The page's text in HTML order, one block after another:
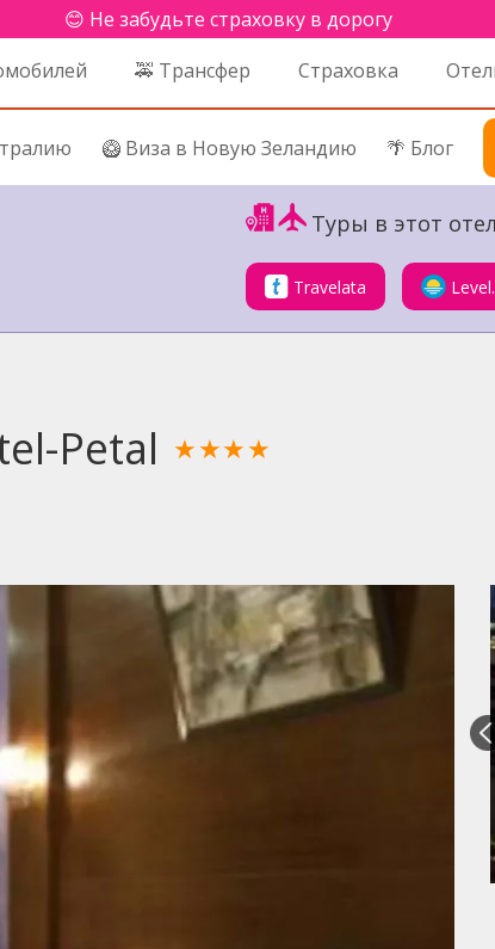
😊 Не забудьте страховку в дорогу
🚕 Трансфер Страховка
🥝 Виза в Новую Зеландию 🌴 Блог
Туры в этот
Travelata
Petal ★★★★